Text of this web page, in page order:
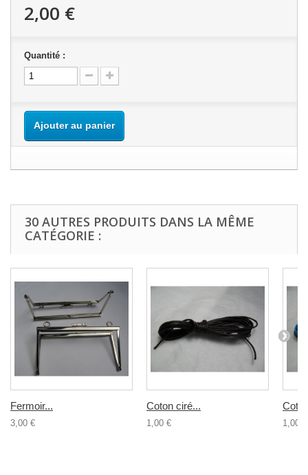
2,00 €
Quantité :
Ajouter au panier
30 AUTRES PRODUITS DANS LA MÊME
CATÉGORIE :
Fermoir...
3,00 €
Coton ciré...
1,00 € 1,00 €